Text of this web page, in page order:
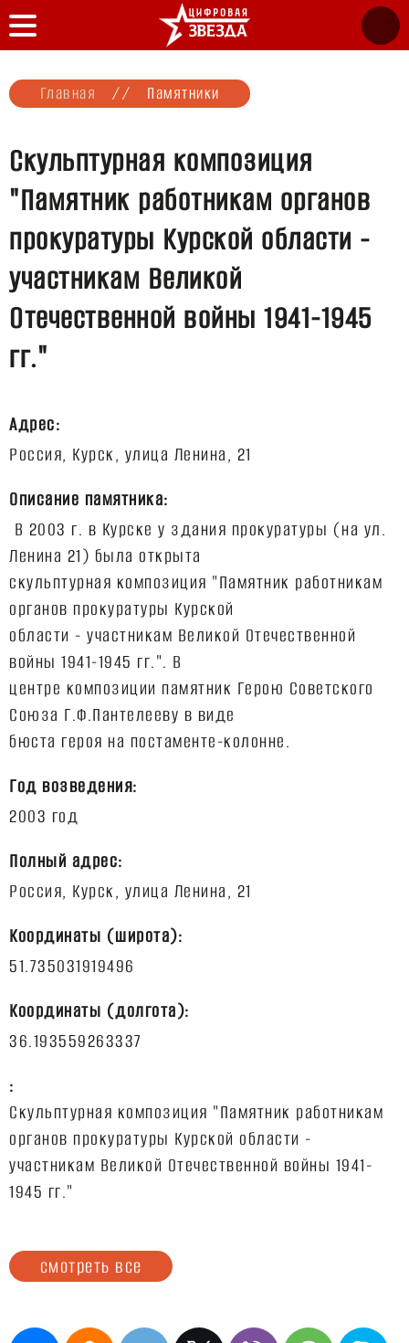
Главная // Памятники
Скульптурная композиция
"Памятник работникам органов
прокуратуры Курской области -
участникам Великой
Отечественной войны 1941-1945
гг."
Адрес:
Описание памятника:
В 2003 г. в Курске у здания прокуратуры (на ул.
Ленина 21) была открыта
скульптурная композиция "Памятник работникам
органов прокуратуры Курской
области - участникам Великой Отечественной
войны 1941-1945 гг.". В
центре композиции памятник Герою Советского
Союза Г.Ф.Пантелееву в виде
Год возведения:
Полный адрес:
Координаты (широта):
Координаты (долгота):
:
Скульптурная композиция "Памятник работникам
органов прокуратуры Курской области -
участникам Великой Отечественной войны 1941-
1945 гг."
смотреть все